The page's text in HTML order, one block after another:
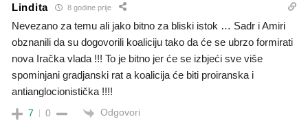
Lindita 8 godine prije
Nevezano za temu ali jako bitno za bliski istok … Sadr i Amiri
obznanili da su dogovorili koaliciju tako da će se ubrzo formirati
nova Iračka vlada !!! To je bitno jer će se izbjeći sve više
spominjani gradjanski rat a koalicija će biti proiranska i
antianglocionistička !!!!
7 0 Odgovori